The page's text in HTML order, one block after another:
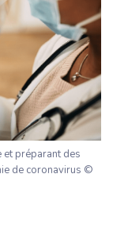
et préparant des
de coronavirus ©